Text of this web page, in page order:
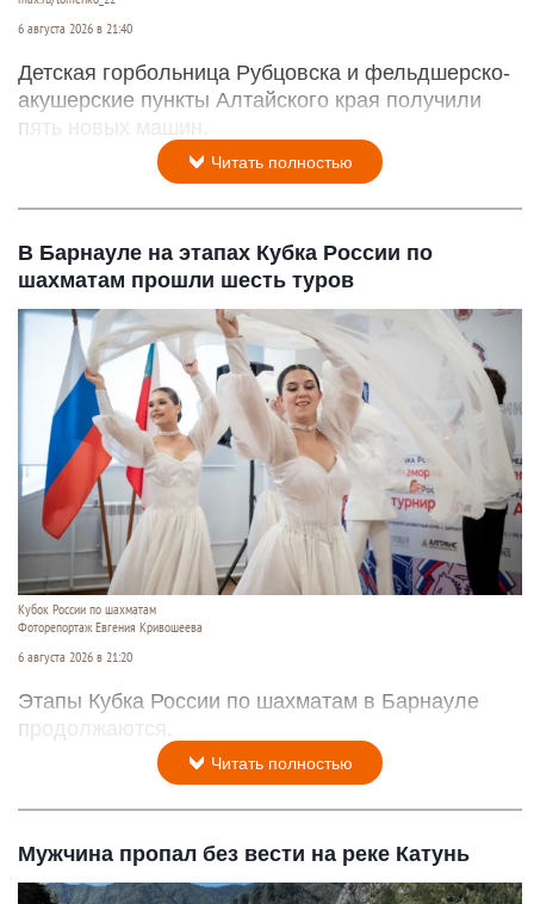
6 августа 2026 в 21:40
Детская горбольница Рубцовска и фельдшерско-
акушерские пункты Алтайского края получили
пять новых машин.
Читать полностью
В Барнауле на этапах Кубка России по
шахматам прошли шесть туров
Кубок России по шахматам
Фоторепортаж Евгения Кривошеева
6 августа 2026 в 21:20
Этапы Кубка России по шахматам в Барнауле
продолжаются.
Читать полностью
Мужчина пропал без вести на реке Катунь